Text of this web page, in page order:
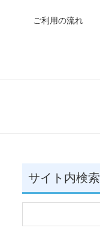
ご利用の流れ
サイト内検索